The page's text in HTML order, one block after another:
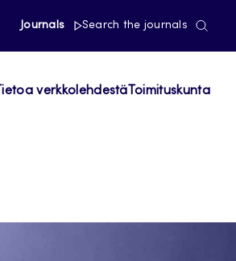
Journals Search the journals
Tietoa verkkolehdestä Toimituskunta